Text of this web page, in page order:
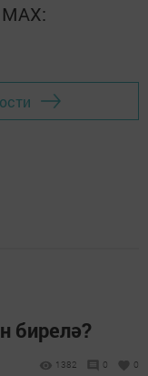
бирелә?
1382 0 0